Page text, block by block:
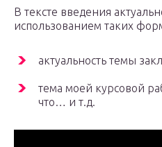
В тексте введения
использованием таких
актуальность темы
тема моей курсовой
что… и т.д.